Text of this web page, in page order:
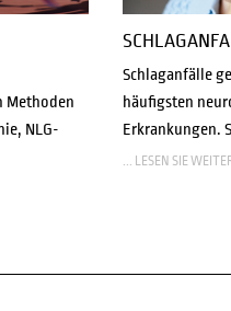
Methoden
NLG-
Schlaganfälle
häufigsten
Erkrankungen.
... LESEN SIE